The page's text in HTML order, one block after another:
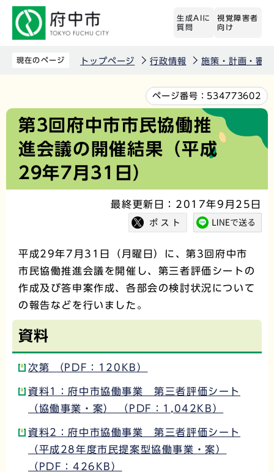
先
生成AIに
質問
視覚障害者
向け
現在のページ トップページ 行政情報 施策・計画・審
文
ページ番号： 534773602
第3回府中市市民協働推
進会議の開催結果（平成
29年7月31日）
最終更新日：2017年9月25日
平成29年7月31日（月曜日）に、第3回府中市
市民協働推進会議を開催し、第三者評価シートの
作成及び答申案作成、各部会の検討状況について
の報告などを行いました。
資料
次第 （PDF：120KB）
資料1：府中市協働事業 第三者評価シート
（協働事業・案） （PDF：1,042KB）
資料2：府中市協働事業 第三者評価シート
（平成28年度市民提案型協働事業・案）
（PDF：426KB）